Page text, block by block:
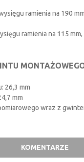
ramienia na 190
ramienia na 115
26,3 mm
mm
wraz z
KOMENTARZE